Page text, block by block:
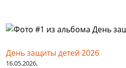
День защиты детей 2026
16.05.2026,